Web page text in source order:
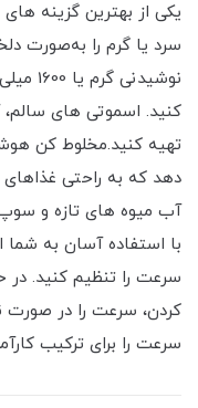
یکی از بهترین گزینه
کنید. اسموتی های سالم،
تهیه کنید.مخلوط کن
دهد که به راحتی
آب میوه های تازه و
با استفاده آسان به
سرعت را تنظیم کنید. در
کردن، سرعت را در صورت
سرعت را برای ترکیب